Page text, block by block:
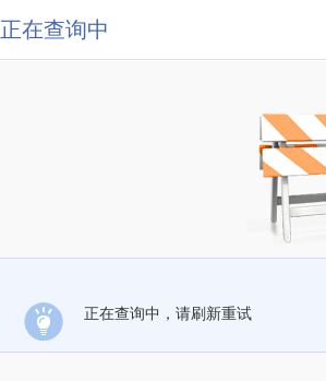
正在查询中
正在查询中，请刷新重试